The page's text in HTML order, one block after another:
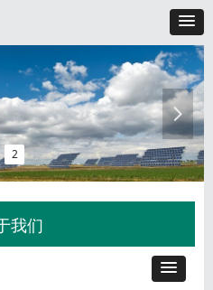
2
넲
我们